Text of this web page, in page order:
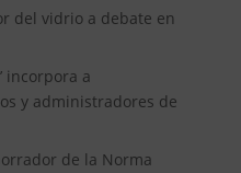
del vidrio a debate en
incorpora a
y administradores de
de la Norma